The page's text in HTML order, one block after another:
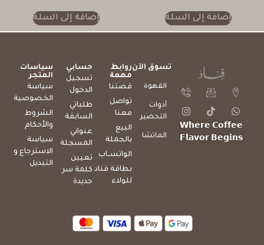
إضافة إلى السلة إضافة إلى السلة
𝗪𝗵𝗲𝗿𝗲 𝗖𝗼𝗳𝗳𝗲𝗲
𝗙𝗹𝗮𝘃𝗼𝗿 𝗕𝗲𝗴𝗶𝗻𝘀
تسوق الآن
القهوة
أدوات
التحضير
الماتشا
روابط
مهمة
قصتنا
تواصل
معنا
البيع
بالجملة
الواتســاب
بطاقة قناد
للولاء
حسابي
تسجيل
الدخول
طلباتي
السابقة
عنواني
المسجلة
تعيين
كلمة سر
جديدة
سياسات
المتجر
سياسة
الخصوصية
الشروط
والأحكام
سياسة
الاسترجاع و
التبديل